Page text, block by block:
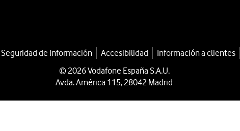
de Información Accesibilidad Información a clientes
© 2026 Vodafone España S.A.U.
Avda. América 115, 28042 Madrid